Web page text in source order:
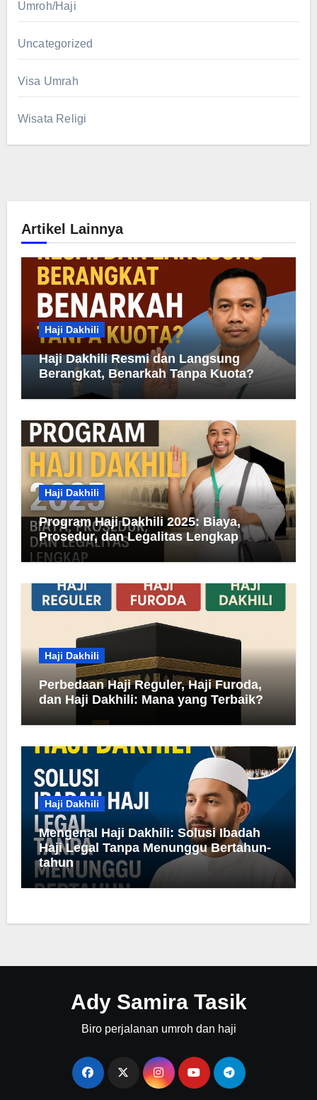
Umroh/Haji
Uncategorized
Visa Umrah
Wisata Religi
Artikel Lainnya
Haji Dakhili
Haji Dakhili Resmi dan Langsung
Berangkat, Benarkah Tanpa Kuota?
Haji Dakhili
Program Haji Dakhili 2025: Biaya,
Prosedur, dan Legalitas Lengkap
Haji Dakhili
Perbedaan Haji Reguler, Haji Furoda,
dan Haji Dakhili: Mana yang Terbaik?
Haji Dakhili
Mengenal Haji Dakhili: Solusi Ibadah
Haji Legal Tanpa Menunggu Bertahun-
tahun
Ady Samira Tasik
Biro perjalanan umroh dan haji